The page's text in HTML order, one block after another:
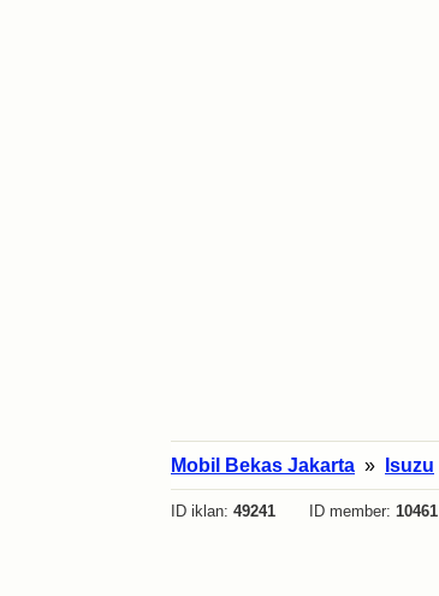
Mobil Bekas Jakarta » Isuzu
ID iklan: 49241 ID member: 10461